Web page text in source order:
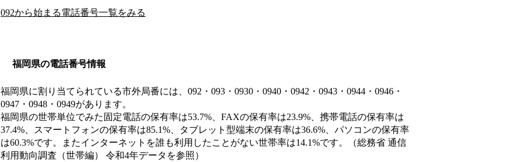
092から始まる電話番号一覧をみる
福岡県の電話番号情報
福岡県に割り当てられている市外局番には、092・093・0930・0940・0942・0943・0944・0946・
0947・0948・0949があります。
福岡県の世帯単位でみた固定電話の保有率は53.7%、FAXの保有率は23.9%、携帯電話の保有率は
37.4%、スマートフォンの保有率は85.1%、タブレット型端末の保有率は36.6%、パソコンの保有率
は60.3%です。またインターネットを誰も利用したことがない世帯率は14.1%です。（総務省 通信
利用動向調査（世帯編） 令和4年データを参照）